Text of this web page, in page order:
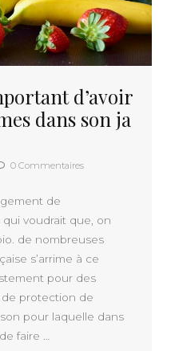
d’avoir
dans son ja
0 Commentaires
de
voudrait que, on
de nombreuses
s’arrime à ce
pour des
de protection de
pour laquelle dans
faire …